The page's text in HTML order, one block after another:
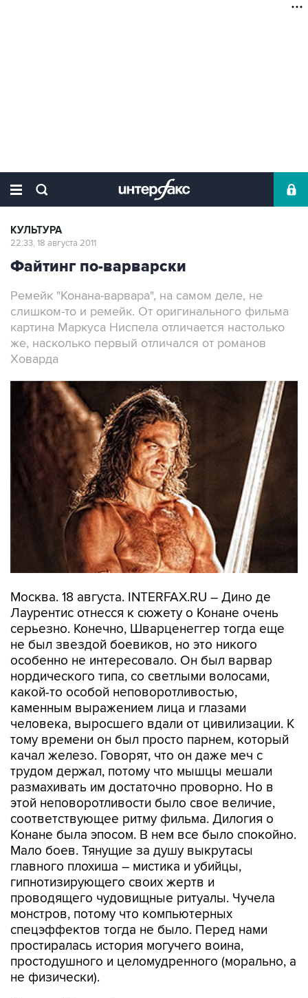
КУЛЬТУРА
22:33, 18 августа 2011
Файтинг по-варварски
Ремейк "Конана-варвара", на самом деле, не
слишком-то и ремейк. От оригинального фильма
картина Маркуса Ниспела отличается настолько
же, насколько первый отличался от романов
Ховарда
Москва. 18 августа. INTERFAX.RU – Дино де
Лаурентис отнесся к сюжету о Конане очень
серьезно. Конечно, Шварценеггер тогда еще
не был звездой боевиков, но это никого
особенно не интересовало. Он был варвар
нордического типа, со светлыми волосами,
какой-то особой неповоротливостью,
каменным выражением лица и глазами
человека, выросшего вдали от цивилизации. К
тому времени он был просто парнем, который
качал железо. Говорят, что он даже меч с
трудом держал, потому что мышцы мешали
размахивать им достаточно проворно. Но в
этой неповоротливости было свое величие,
соответствующее ритму фильма. Дилогия о
Конане была эпосом. В нем все было спокойно.
Мало боев. Тянущие за душу выкрутасы
главного плохиша – мистика и убийцы,
гипнотизирующего своих жертв и
проводящего чудовищные ритуалы. Чучела
монстров, потому что компьютерных
спецэффектов тогда не было. Перед нами
простиралась история могучего воина,
простодушного и целомудренного (морально, а
не физически).